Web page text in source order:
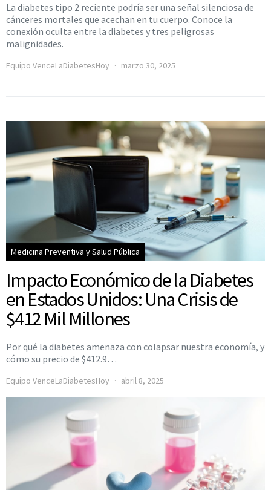
La diabetes tipo 2 reciente podría ser una señal silenciosa de
cánceres mortales que acechan en tu cuerpo. Conoce la
conexión oculta entre la diabetes y tres peligrosas
malignidades.
Equipo VenceLaDiabetesHoy marzo 30, 2025
Medicina Preventiva y Salud Pública
Impacto Económico de la Diabetes
en Estados Unidos: Una Crisis de
$412 Mil Millones
Por qué la diabetes amenaza con colapsar nuestra economía, y
cómo su precio de $412.9…
Equipo VenceLaDiabetesHoy abril 8, 2025